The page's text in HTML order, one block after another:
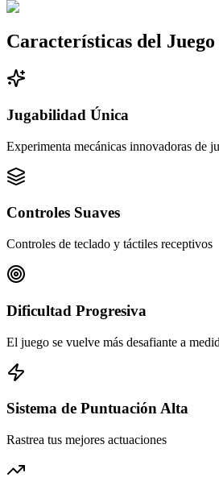
Características del Juego
Jugabilidad Única
Experimenta mecánicas innovadoras de
Controles Suaves
Controles de teclado y táctiles receptivos
Dificultad Progresiva
El juego se vuelve más desafiante a
Sistema de Puntuación Alta
Rastrea tus mejores actuaciones